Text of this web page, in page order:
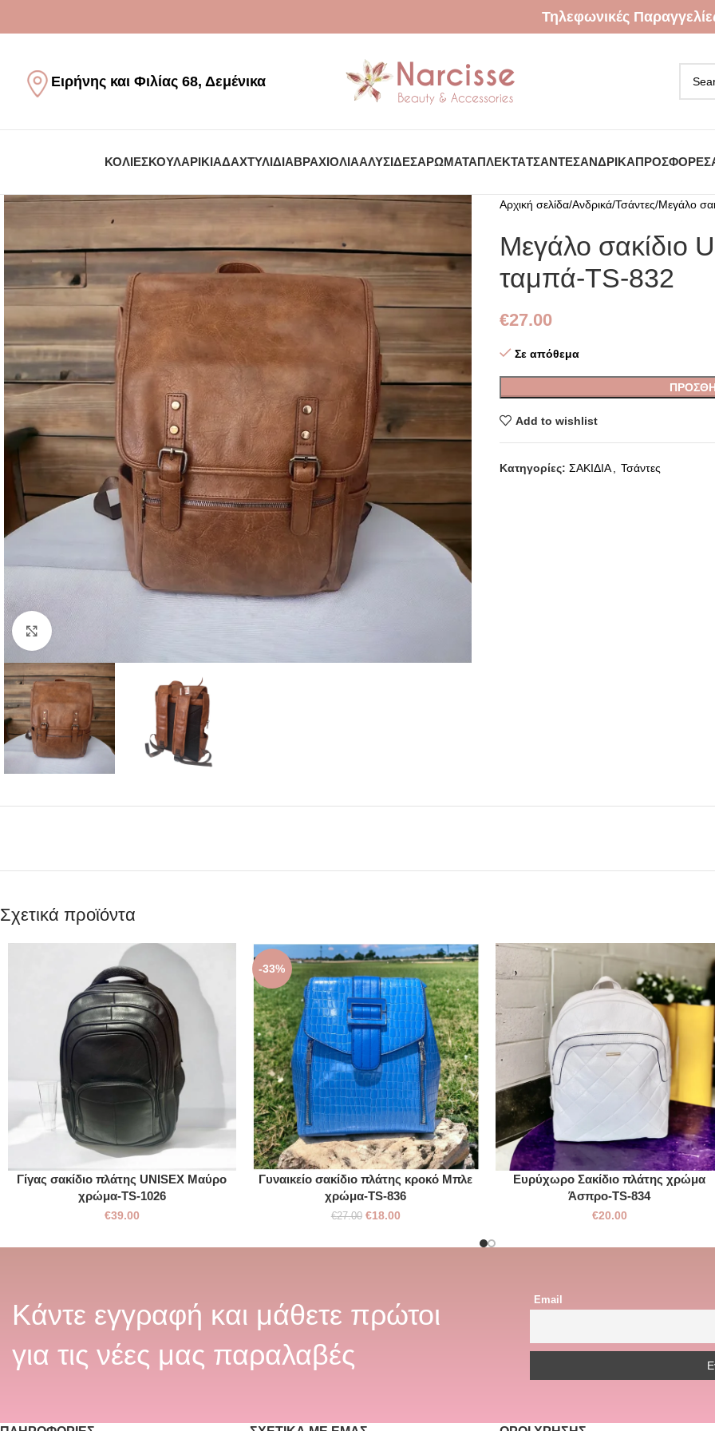
Τηλεφωνικές
Ειρήνης και Φιλίας 68, Δεμένικα
ΚΟΛΙΈΣΚΟΥΛΑΡΊΚΙΑΔΑΧΤΥΛΊΔΙΑΒΡΑΧΙΌΛΙΑΑΛΥΣΊΔΕΣΑΡΏΜΑΤΑΠΛΕΚΤΆΤΣΆΝΤΕΣΑΝΔΡΙΚΆΠΡΟΣΦΟΡΈΣ
Click to enlarge
Αρχική σελίδα Ανδρικά Τσάντες Μεγάλο
Μεγάλο σακίδιο
ταμπά-TS-832
€27.00
Σε απόθεμα
Add to wishlist
Κατηγορίες: ΣΑΚΙΔΙΑ Τσάντες
Σχετικά προϊόντα
Γίγας σακίδιο πλάτης UNISEX Μαύρο
χρώμα-TS-1026
€39.00
-33%
Γυναικείο σακίδιο πλάτης κροκό Μπλε
χρώμα-TS-836
€27.00 €18.00
Ευρύχωρο Σακίδιο πλάτης χρώμα
Άσπρο-TS-834
€20.00
Κάντε εγγραφή και μάθετε πρώτοι
για τις νέες μας παραλαβές
Email